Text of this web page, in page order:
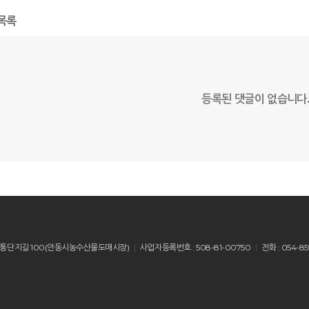
록
등록된 댓글이 없습니다.
단지길 100(안동시농수산물도매시장) 사업자등록번호 : 508-81-00750 전화 : 054-